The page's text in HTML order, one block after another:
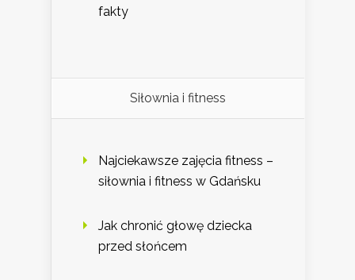
fakty
Siłownia i fitness
Najciekawsze zajęcia fitness –
siłownia i fitness w Gdańsku
Jak chronić głowę dziecka
przed słońcem